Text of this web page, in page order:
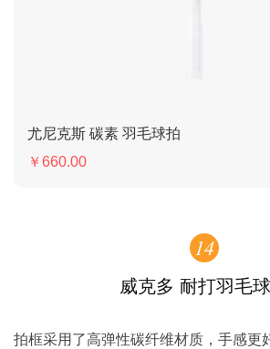
尤尼克斯 碳素 羽毛球拍
￥660.00
14
威克多 耐打羽毛
拍框采用了高弹性碳纤维材质，手感更